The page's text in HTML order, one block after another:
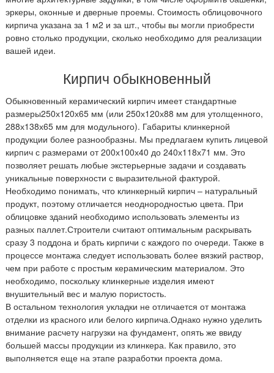
эркеры, оконные и дверные проемы. Стоимость облицовочного
кирпича указана за 1 м2 и за шт., чтобы вы могли приобрести
ровно столько продукции, сколько необходимо для реализации
вашей идеи.
Кирпич обыкновенный
Обыкновенный керамический кирпич имеет стандартные
размеры250х120х65 мм (или 250х120х88 мм для утолщенного,
288х138х65 мм для модульного). Габариты клинкерной
продукции более разнообразны. Мы предлагаем купить лицевой
кирпич с размерами от 200х100х40 до 240х118х71 мм. Это
позволяет решать любые экстерьерные задачи и создавать
уникальные поверхности с выразительной фактурой.
Необходимо понимать, что клинкерный кирпич – натуральный
продукт, поэтому отличается неоднородностью цвета. При
облицовке зданий необходимо использовать элементы из
разных паллет.Строители считают оптимальным раскрывать
сразу 3 поддона и брать кирпичи с каждого по очереди. Также в
процессе монтажа следует использовать более вязкий раствор,
чем при работе с простым керамическим материалом. Это
необходимо, поскольку клинкерные изделия имеют
внушительный вес и малую пористость.
В остальном технология укладки не отличается от монтажа
отделки из красного или белого кирпича.Однако нужно уделить
внимание расчету нагрузки на фундамент, опять же ввиду
большей массы продукции из клинкера. Как правило, это
выполняется еще на этапе разработки проекта дома.